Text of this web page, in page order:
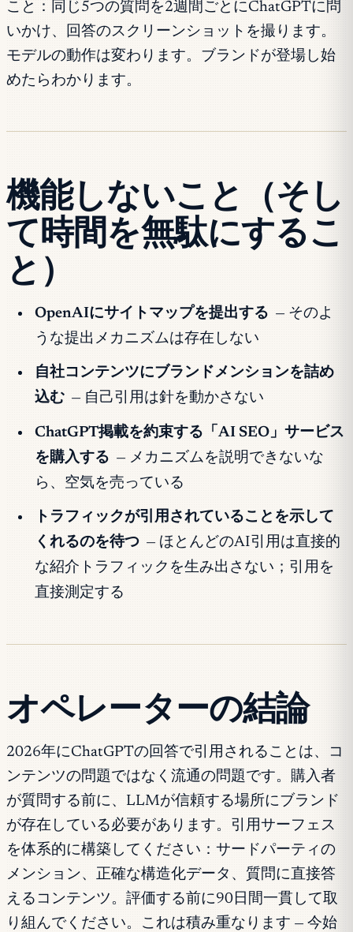
こと：同じ5つの質問を2週間ごとにChatGPTに問
いかけ、回答のスクリーンショットを撮ります。
モデルの動作は変わります。ブランドが登場し始
めたらわかります。
機能しないこと（そし
て時間を無駄にするこ
と）
OpenAIにサイトマップを提出する — そのよ
うな提出メカニズムは存在しない
自社コンテンツにブランドメンションを詰め
込む — 自己引用は針を動かさない
ChatGPT掲載を約束する「AI SEO」サービス
を購入する — メカニズムを説明できないな
ら、空気を売っている
トラフィックが引用されていることを示して
くれるのを待つ — ほとんどのAI引用は直接的
な紹介トラフィックを生み出さない；引用を
直接測定する
オペレーターの結論
2026年にChatGPTの回答で引用されることは、コ
ンテンツの問題ではなく流通の問題です。購入者
が質問する前に、LLMが信頼する場所にブランド
が存在している必要があります。引用サーフェス
を体系的に構築してください：サードパーティの
メンション、正確な構造化データ、質問に直接答
えるコンテンツ。評価する前に90日間一貫して取
り組んでください。これは積み重なります — 今始